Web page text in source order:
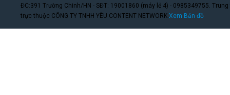
ĐC:391 Trường Chinh/HN - SĐT: 19001860 (máy lẻ 4) - 0985349755.
trực thuộc CÔNG TY TNHH YÊU CONTENT NETWORK.Xem Bản đồ